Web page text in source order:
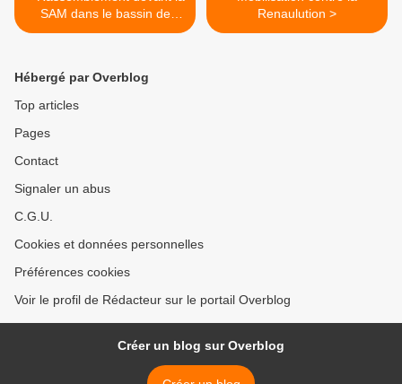
SAM dans le bassin de
Decazeville dimanche 25
Renaulution >
Hébergé par Overblog
Top articles
Pages
Contact
Signaler un abus
C.G.U.
Cookies et données personnelles
Préférences cookies
Voir le profil de Rédacteur sur le portail Overblog
Créer un blog sur Overblog